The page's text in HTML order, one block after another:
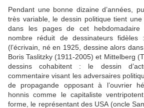
Pendant une bonne dizaine d’années,
très variable, le dessin politique tient
dans les pages de cet hebdomadaire
nombre réduit de dessinateurs fidèles
(l’écrivain, né en 1925, dessine alors
Boris Taslitzky (1911-2005) et Mittelberg
dessins cohabitent : le dessin
commentaire visant les adversaires
de propagande opposant à l’ouvrier
honnis comme le capitaliste
forme, le représentant des USA (oncle